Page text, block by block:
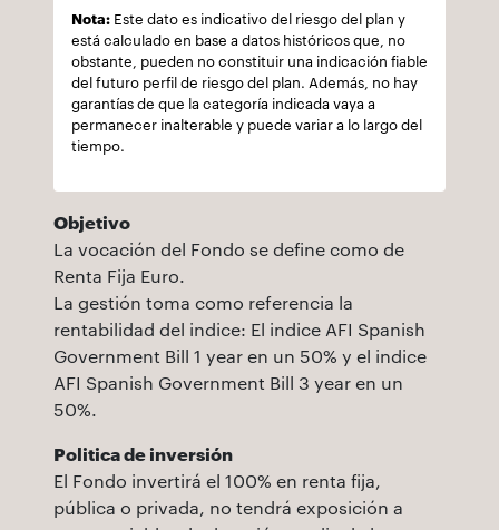
Nota: Este dato es indicativo del riesgo del plan y
está calculado en base a datos históricos que, no
obstante, pueden no constituir una indicación fiable
del futuro perfil de riesgo del plan. Además, no hay
garantías de que la categoría indicada vaya a
permanecer inalterable y puede variar a lo largo del
tiempo.
Objetivo
La vocación del Fondo se define como de
Renta Fija Euro.
La gestión toma como referencia la
rentabilidad del indice: El indice AFI Spanish
Government Bill 1 year en un 50% y el indice
AFI Spanish Government Bill 3 year en un
50%.
Politica de inversión
El Fondo invertirá el 100% en renta fija,
pública o privada, no tendrá exposición a